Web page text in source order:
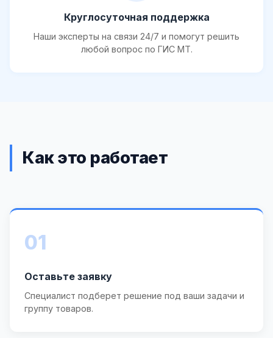
Круглосуточная поддержка
Наши эксперты на связи 24/7 и помогут решить
любой вопрос по ГИС МТ.
Как это работает
01
Оставьте заявку
Специалист подберет решение под ваши задачи и
группу товаров.